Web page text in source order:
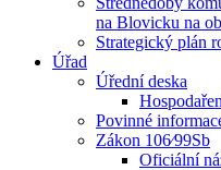
na Blovicku na
Strategický plán
Úřad
Úřední deska
Povinné
Zákon 106⁄99Sb
Oficiální